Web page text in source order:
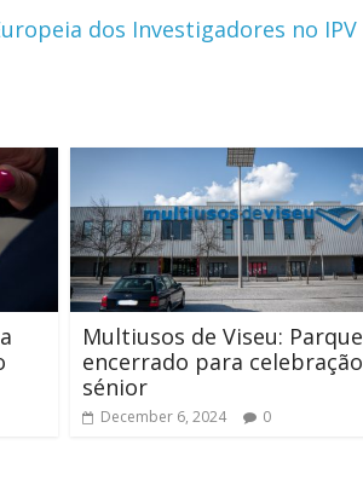
dos Investigadores no IPV
Multiusos de Viseu: Parque
encerrado para celebração
sénior
December 6, 2024 0